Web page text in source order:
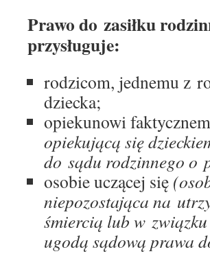
Prawo do zasiłku
przysługuje:
rodzicom, jednemu z
dziecka;
opiekunowi
opiekującą się
do sądu rodzinnego o
osobie uczącej się
niepozostająca na
śmiercią lub w
ugodą sądową prawa